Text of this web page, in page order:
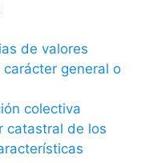
de valores
general o
colectiva
catastral de los